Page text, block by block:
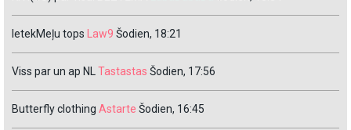
IetekMeļu tops Law9 Šodien, 18:21
Viss par un ap NLTastastas Šodien, 17:56
Butterfly clothing Astarte Šodien, 16:45